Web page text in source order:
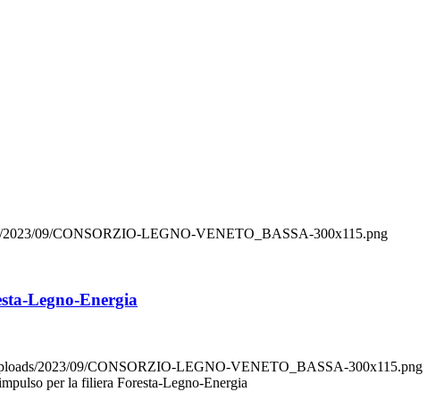
2023/09/CONSORZIO-LEGNO-VENETO_BASSA-300x115.png
Legno-Energia
2023/09/CONSORZIO-LEGNO-VENETO_BASSA-300x115.png
per la filiera Foresta-Legno-Energia